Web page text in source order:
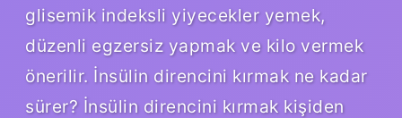
glisemik indeksli yiyecekler yemek,
düzenli egzersiz yapmak ve kilo vermek
önerilir. İnsülin direncini kırmak ne kadar
sürer? İnsülin direncini kırmak kişiden